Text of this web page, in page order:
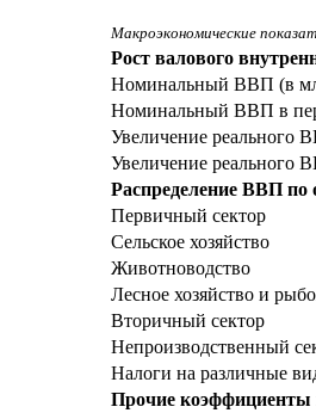
Макроэкономические
Рост валового
Номинальный ВBП (в
Номинальный ВВП в
Увеличение реального
Увеличение реального
Распределение ВВП
Первичный сектор
Сельское хозяйство
Животноводство
Лесное хозяйство и
Вторичный сектор
Непроизводственный
Налоги на различные
Прочие коэффициенты